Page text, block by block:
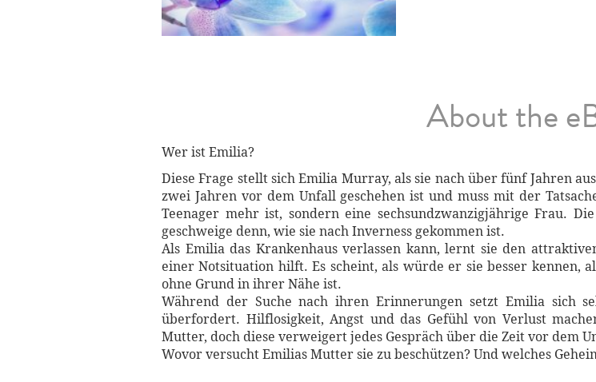
About the
Wer ist Emilia?
Diese Frage stellt sich Emilia Murray, als sie nach über fünf Jahren
zwei Jahren vor dem Unfall geschehen ist und muss mit der
Teenager mehr ist, sondern eine sechsundzwanzigjährige Frau.
geschweige denn, wie sie nach Inverness gekommen ist.
Als Emilia das Krankenhaus verlassen kann, lernt sie den
einer Notsituation hilft. Es scheint, als würde er sie besser kennen,
ohne Grund in ihrer Nähe ist.
Während der Suche nach ihren Erinnerungen setzt Emilia sich
überfordert. Hilflosigkeit, Angst und das Gefühl von Verlust
Mutter, doch diese verweigert jedes Gespräch über die Zeit vor dem
Wovor versucht Emilias Mutter sie zu beschützen? Und welches